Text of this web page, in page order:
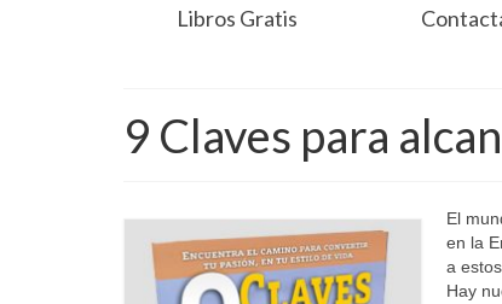
Libros Gratis
9 Claves para
El
en la
a
Hay